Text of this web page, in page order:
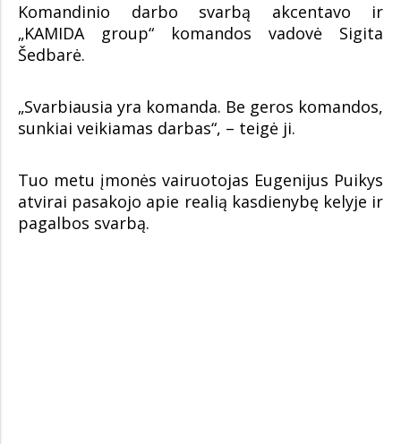
Komandinio darbo svarbą akcentavo ir
„KAMIDA group“ komandos vadovė Sigita
Šedbarė.
„Svarbiausia yra komanda. Be geros komandos,
sunkiai veikiamas darbas“, – teigė ji.
Tuo metu įmonės vairuotojas Eugenijus Puikys
atvirai pasakojo apie realią kasdienybę kelyje ir
pagalbos svarbą.